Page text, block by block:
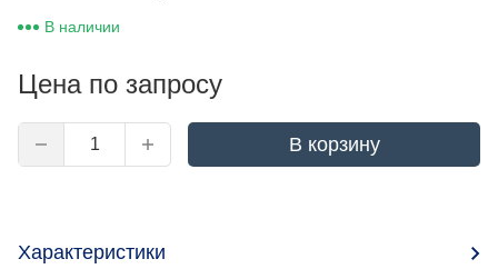
В наличии
Цена по запросу
В корзину
Характеристики